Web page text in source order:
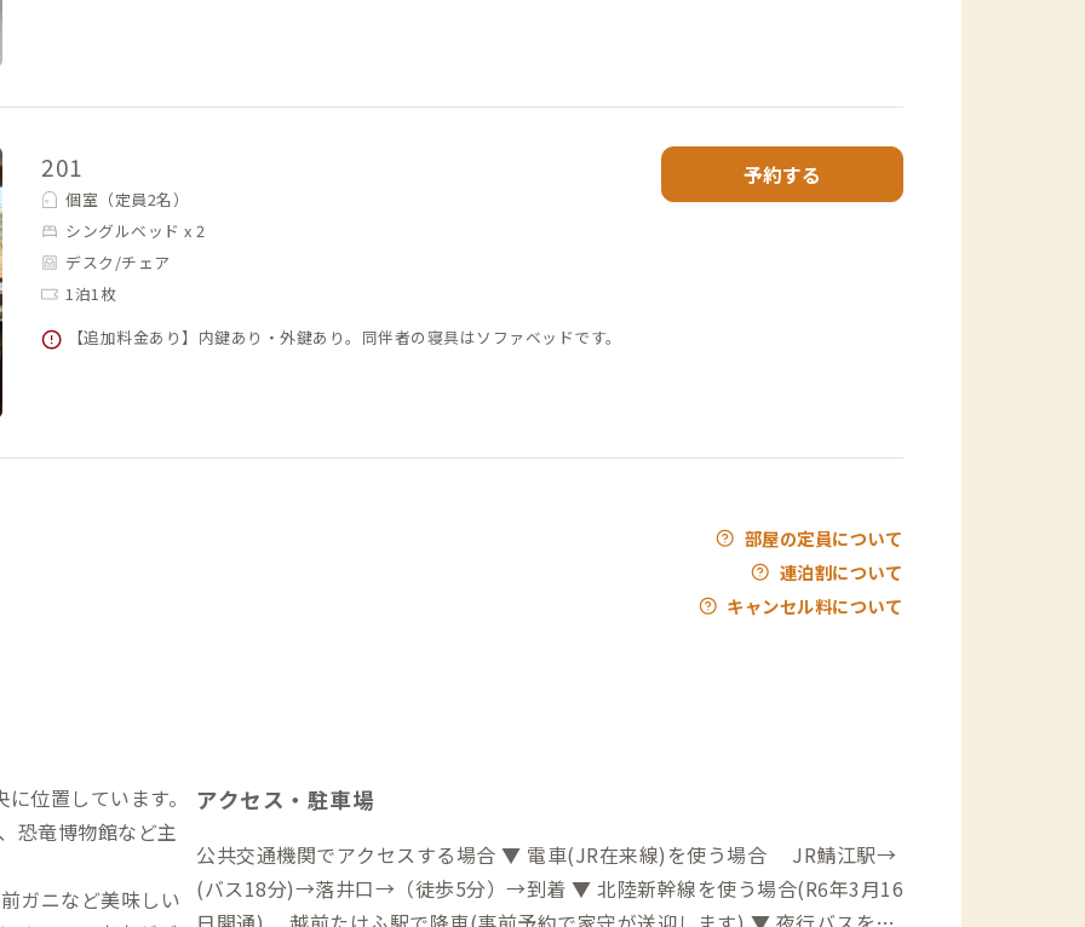
201
個室（定員2名）
シングルベッド x 2
デスク/チェア
1泊1枚
【追加料金あり】内鍵あり・外鍵あり。同伴者の寝具はソファベッドです。
予約する
部屋の定員について
連泊割について
キャンセル料について
位置しています。
恐竜博物館など主
ガニなど美味しい
アクセス・駐車場
公共交通機関でアクセスする場合 ▼ 電車(JR在来線)を使う場合 JR鯖江駅→
(バス18分)→落井口→（徒歩5分）→到着 ▼ 北陸新幹線を使う場合(R6年3月16